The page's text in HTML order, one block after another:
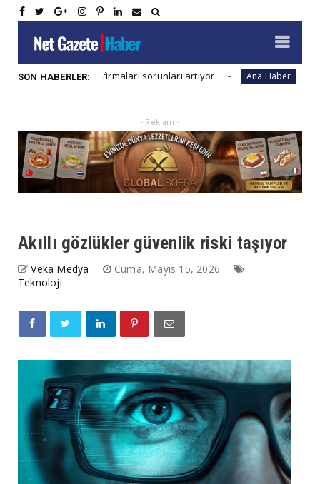
SON HABERLER:
inşaat firmaları sorunları artıyor Ana Haber Global
- Reklam -
Akıllı gözlükler güvenlik riski taşıyor
Veka Medya
Cuma, Mayıs 15, 2026
Teknoloji